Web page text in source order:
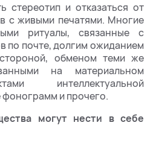
стереотип и отказаться от
с живыми печатями. Многие
ритуалы, связанные с
по почте, долгим ожиданием
обменом теми же
на материальном
интеллектуальной
фонограмм и прочего.
могут нести в себе